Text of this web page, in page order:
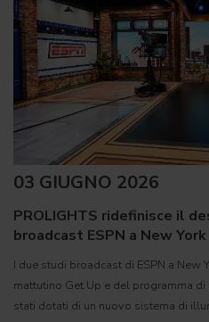
03 GIUGNO 2026
PROLIGHTS ridefinisce il
broadcast ESPN a New York
I due studi broadcast di ESPN a
mattutino Get Up e del programma
stati dotati di un nuovo sistema di